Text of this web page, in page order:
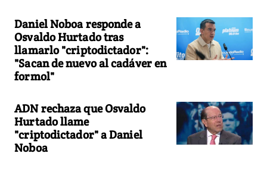
Daniel Noboa responde a
Osvaldo Hurtado tras
llamarlo "criptodictador":
"Sacan de nuevo al cadáver en
formol"
ADN rechaza que Osvaldo
Hurtado llame
"criptodictador" a Daniel
Noboa